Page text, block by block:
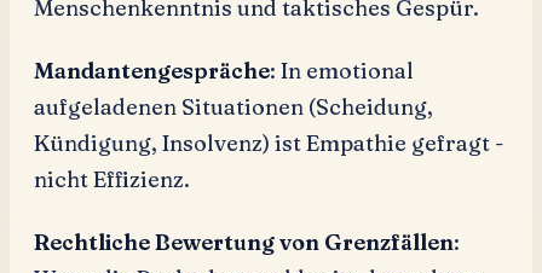
Menschenkenntnis und taktisches Gespür.
Mandantengespräche: In emotional
aufgeladenen Situationen (Scheidung,
Kündigung, Insolvenz) ist Empathie gefragt -
nicht Effizienz.
Rechtliche Bewertung von Grenzfällen: